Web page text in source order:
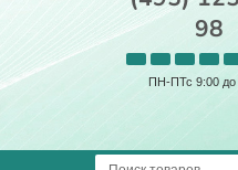
98
ПН-ПТс 9:00 до